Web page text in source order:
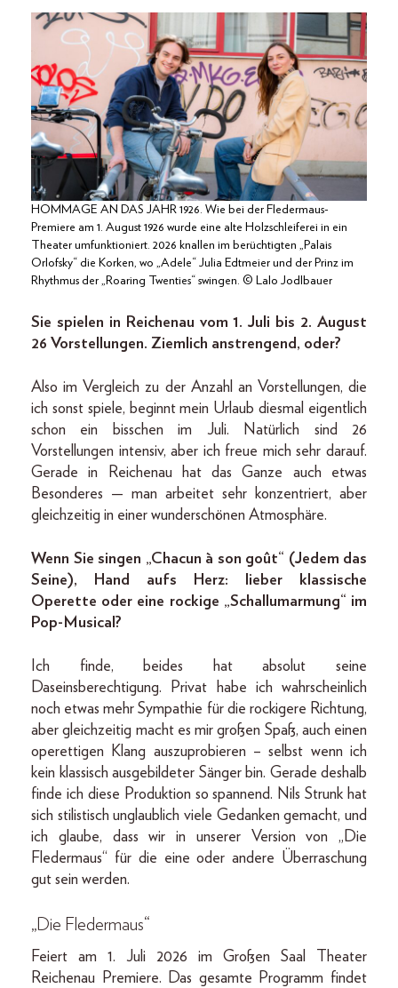
HOMMAGE AN DAS JAHR 1926. Wie bei der Fledermaus-
Premiere am 1. August 1926 wurde eine alte Holzschleiferei in ein
Theater umfunktioniert. 2026 knallen im berüchtigten „Palais
Orlofsky“ die Korken, wo „Adele“ Julia Edtmeier und der Prinz im
Rhythmus der „Roaring Twenties“ swingen. © Lalo Jodlbauer
Sie spielen in Reichenau vom 1. Juli bis 2. August
26 Vorstellungen. Ziemlich anstrengend, oder?
Also im Vergleich zu der Anzahl an Vorstellungen, die
ich sonst spiele, beginnt mein Urlaub diesmal eigentlich
schon ein bisschen im Juli. Natürlich sind 26
Vorstellungen intensiv, aber ich freue mich sehr darauf.
Gerade in Reichenau hat das Ganze auch etwas
Besonderes — man arbeitet sehr konzentriert, aber
gleichzeitig in einer wunderschönen Atmosphäre.
Wenn Sie singen „Chacun à son goût“ (Jedem das
Seine), Hand aufs Herz: lieber klassische
Operette oder eine rockige „Schallumarmung“ im
Pop-Musical?
Ich finde, beides hat absolut seine
Daseinsberechtigung. Privat habe ich wahrscheinlich
noch etwas mehr Sympathie für die rockigere Richtung,
aber gleichzeitig macht es mir großen Spaß, auch einen
operettigen Klang auszuprobieren – selbst wenn ich
kein klassisch ausgebildeter Sänger bin. Gerade deshalb
finde ich diese Produktion so spannend. Nils Strunk hat
sich stilistisch unglaublich viele Gedanken gemacht, und
ich glaube, dass wir in unserer Version von „Die
Fledermaus“ für die eine oder andere Überraschung
gut sein werden.
„Die Fledermaus“
Feiert am 1. Juli 2026 im Großen Saal Theater
Reichenau Premiere. Das gesamte Programm findet